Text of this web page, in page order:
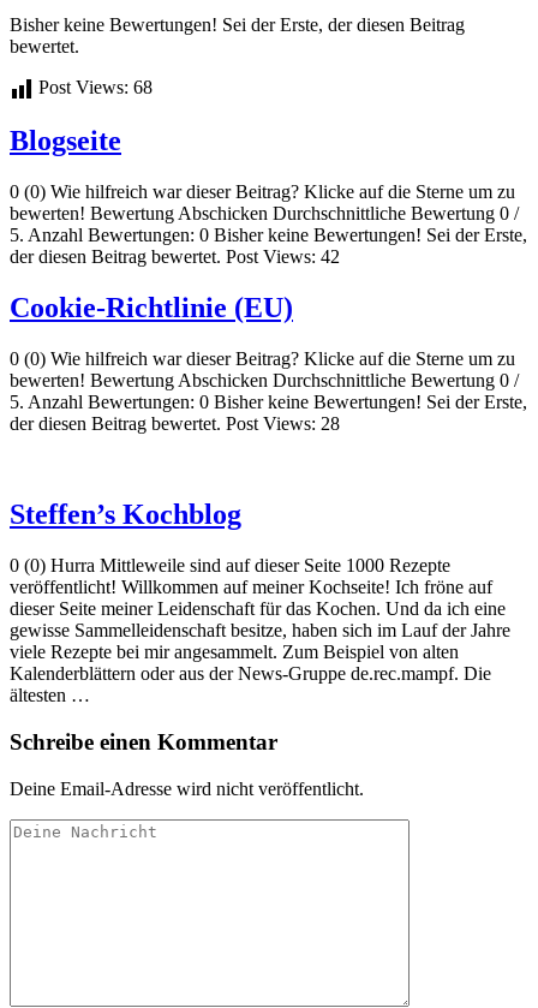
Bisher keine Bewertungen! Sei der Erste, der diesen Beitrag
bewertet.
Post Views: 68
Blogseite
0 (0) Wie hilfreich war dieser Beitrag? Klicke auf die Sterne um zu
bewerten! Bewertung Abschicken Durchschnittliche Bewertung 0 /
5. Anzahl Bewertungen: 0 Bisher keine Bewertungen! Sei der Erste,
der diesen Beitrag bewertet. Post Views: 42
Cookie-Richtlinie (EU)
0 (0) Wie hilfreich war dieser Beitrag? Klicke auf die Sterne um zu
bewerten! Bewertung Abschicken Durchschnittliche Bewertung 0 /
5. Anzahl Bewertungen: 0 Bisher keine Bewertungen! Sei der Erste,
der diesen Beitrag bewertet. Post Views: 28
Steffen’s Kochblog
0 (0) Hurra Mittleweile sind auf dieser Seite 1000 Rezepte
veröffentlicht! Willkommen auf meiner Kochseite! Ich fröne auf
dieser Seite meiner Leidenschaft für das Kochen. Und da ich eine
gewisse Sammelleidenschaft besitze, haben sich im Lauf der Jahre
viele Rezepte bei mir angesammelt. Zum Beispiel von alten
Kalenderblättern oder aus der News-Gruppe de.rec.mampf. Die
ältesten …
Schreibe einen Kommentar
Deine Email-Adresse wird nicht veröffentlicht.